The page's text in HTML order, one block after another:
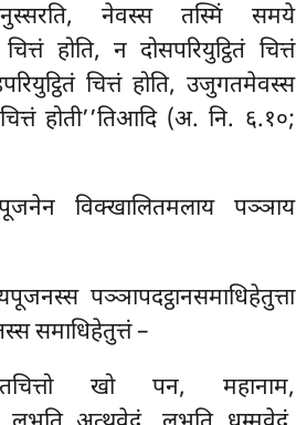
नेवस्स तस्मिं समये
चित्तं होति, न दोसपरियुट्ठितं चित्तं
चित्तं होति, उजुगतमेवस्स
होती’’तिआदि (अ. नि. ६.१०;
विक्खालितमलाय पञ्ञाय
पञ्ञापदट्ठानसमाधिहेतुत्ता
समाधिहेतुत्तं –
खो पन, महानाम,